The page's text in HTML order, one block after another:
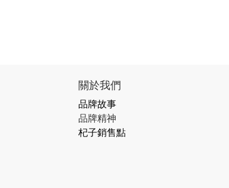
關於我們
品牌故事
品牌精神
杞子銷售點